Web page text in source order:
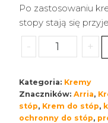
Po zastosowaniu
stopy stają się
-
ilość
Krem
stymulujący
Arria
do
+
Kategoria: Kremy
Znaczników: Arria,
stóp, Krem do stóp,
ochronny do stóp,